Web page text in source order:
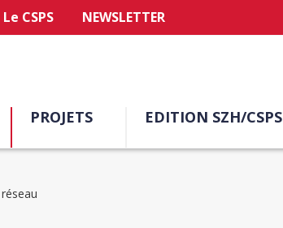
Le CSPS NEWSLETTER
PROJETS EDITION SZH/CSPS